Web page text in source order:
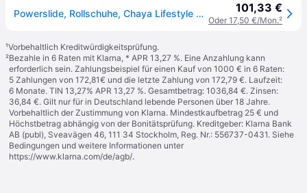
Powerslide, Rollschuhe, Chaya Lifestyle Rollerksates (39), Schwarz 101,33 €
Oder 17,50 €/Mon.²
¹Vorbehaltlich Kreditwürdigkeitsprüfung.
²Bezahle in 6 Raten mit Klarna, * APR 13,27 %. Eine Anzahlung kann
erforderlich sein. Zahlungsbeispiel für einen Kauf von 1000 € in 6 Raten:
5 Zahlungen von 172,81€ und die letzte Zahlung von 172,79 €. Laufzeit:
6 Monate. TIN 13,27% APR 13,27 %. Gesamtbetrag: 1036,84 €. Zinsen:
36,84 €. Gilt nur für in Deutschland lebende Personen über 18 Jahre.
Vorbehaltlich der Zustimmung von Klarna. Mindestkaufbetrag 25 € und
Höchstbetrag abhängig von der Bonitätsprüfung. Kreditgeber: Klarna Bank
AB (publ), Sveavägen 46, 111 34 Stockholm, Reg. Nr.: 556737-0431. Siehe
Bedingungen und weitere Informationen unter
https://www.klarna.com/de/agb/.